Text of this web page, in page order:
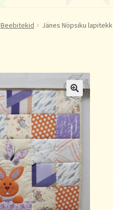
Beebitekid Jänes Nöpsiku lapitekk
🔍